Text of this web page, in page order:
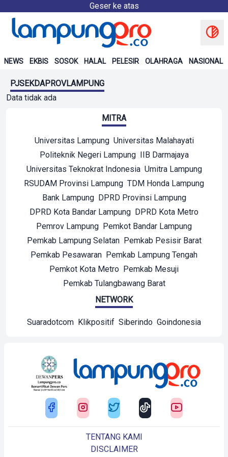
Geser ke atas
NEWS EKBIS SOSOK HALAL PELESIR OLAHRAGA NASIONAL
PJSEKDAPROVLAMPUNG
Data tidak ada
MITRA
Universitas Lampung Universitas Malahayati
Politeknik Negeri Lampung IIB Darmajaya
Universitas Teknokrat Indonesia Umitra Lampung
RSUDAM Provinsi Lampung TDM Honda Lampung
Bank Lampung DPRD Provinsi Lampung
DPRD Kota Bandar Lampung DPRD Kota Metro
Pemrov Lampung Pemkot Bandar Lampung
Pemkab Lampung Selatan Pemkab Pesisir Barat
Pemkab Pesawaran Pemkab Lampung Tengah
Pemkot Kota Metro Pemkab Mesuji
Pemkab Tulangbawang Barat
NETWORK
Suaradotcom Klikpositif Siberindo Goindonesia
TENTANG KAMI
DISCLAIMER